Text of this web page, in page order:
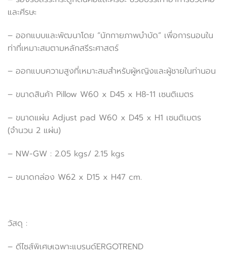
และศีรษะ
– ออกแบบและพัฒนาโดย “นักกายภาพบำบัด” เพื่อการนอนใน
ท่าที่เหมาะสมตามหลักสรีระศาสตร์
– ออกแบบความสูงที่เหมาะสมสำหรับผู้หญิงและผู้ชายในท่านอน
– ขนาดสินค้า Pillow W60 x D45 x H8-11 เซนติเมตร
– ขนาดแผ่น Adjust pad W60 x D45 x H1 เซนติเมตร
(จำนวน 2 แผ่น)
– NW-GW : 2.05 kgs/ 2.15 kgs
– ขนาดกล่อง W62 x D15 x H47 cm.
วัสดุ :
– ดีไซส์พิเศษเฉพาะแบรนด์ERGOTREND